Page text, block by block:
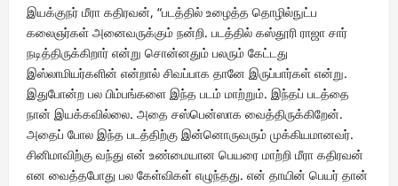
இயக்குநர் மீரா கதிரவன், “படத்தில் உழைத்த தொழில்நுட்ப
கலைஞர்கள் அனைவருக்கும் நன்றி. படத்தில் கஸ்தூரி ராஜா சார்
நடித்திருக்கிறார் என்று சொன்னதும் பலரும் கேட்டது
இஸ்லாமியர்களின் என்றால் சிவப்பாக தானே இருப்பார்கள் என்று.
இதுபோன்ற பல பிம்பங்களை இந்த படம் மாற்றும். இந்தப் படத்தை
நான் இயக்கவில்லை. அதை சஸ்பென்ஸாக வைத்திருக்கிறேன்.
அதைப் போல இந்த படத்திற்கு இன்னொருவரும் முக்கியமானவர்.
சினிமாவிற்கு வந்து என் உண்மையான பெயரை மாற்றி மீரா கதிரவன்
என வைத்தபோது பல கேள்விகள் எழுந்தது. என் தாயின் பெயர் தான்